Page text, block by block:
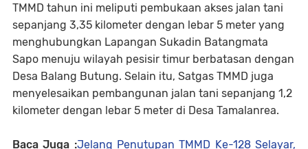
TMMD tahun ini meliputi pembukaan akses jalan tani
sepanjang 3,35 kilometer dengan lebar 5 meter yang
menghubungkan Lapangan Sukadin Batangmata
Sapo menuju wilayah pesisir timur berbatasan dengan
Desa Balang Butung. Selain itu, Satgas TMMD juga
menyelesaikan pembangunan jalan tani sepanjang 1,2
kilometer dengan lebar 5 meter di Desa Tamalanrea.
Baca Juga :Jelang Penutupan TMMD Ke-128 Selayar,